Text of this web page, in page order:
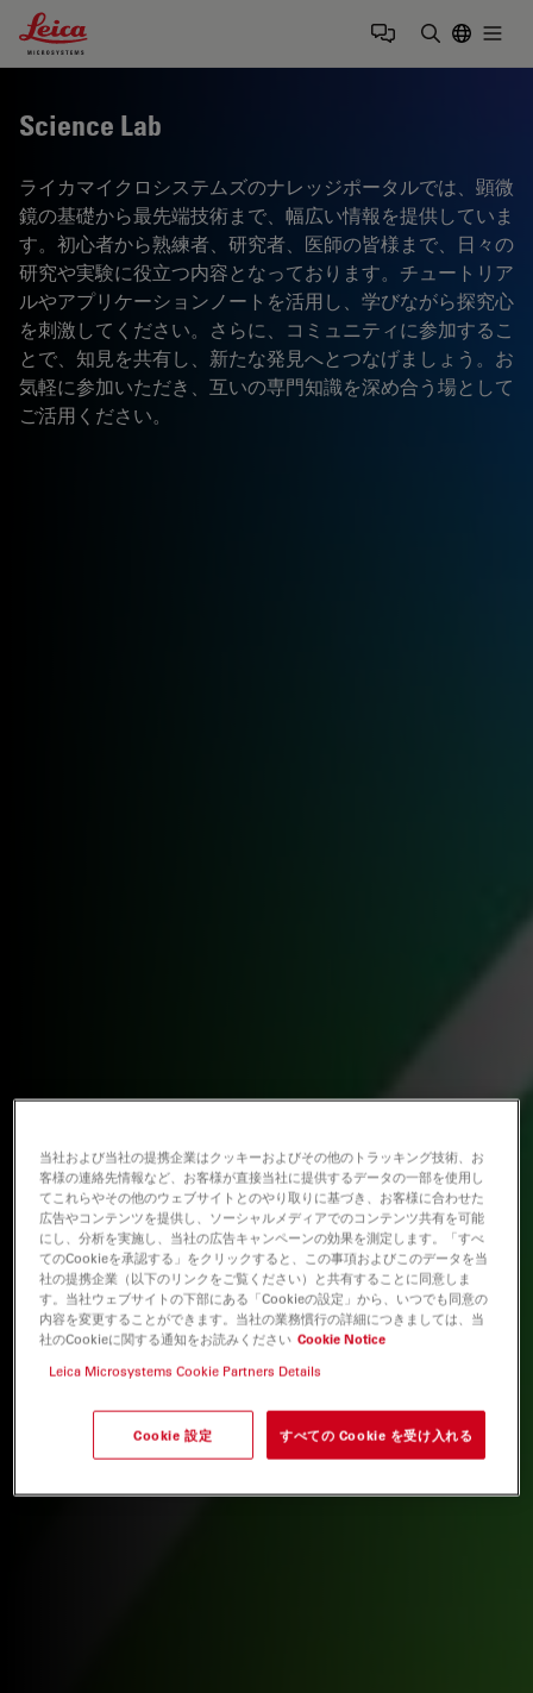
Leica Microsystems Logo
Science Lab
ライカマイクロシステムズのナレッジポータルでは、顕微
鏡の基礎から最先端技術まで、幅広い情報を提供していま
す。初心者から熟練者、研究者、医師の皆様まで、日々の
研究や実験に役立つ内容となっております。チュートリア
ルやアプリケーションノートを活用し、学びながら探究心
を刺激してください。さらに、コミュニティに参加するこ
とで、知見を共有し、新たな発見へとつなげましょう。お
気軽に参加いただき、互いの専門知識を深め合う場として
ご活用ください。
当社および当社の提携企業はクッキーおよびその他のトラッキング技術、お
客様の連絡先情報など、お客様が直接当社に提供するデータの一部を使用し
てこれらやその他のウェブサイトとのやり取りに基づき、お客様に合わせた
広告やコンテンツを提供し、ソーシャルメディアでのコンテンツ共有を可能
にし、分析を実施し、当社の広告キャンペーンの効果を測定します。「すべ
てのCookieを承認する」をクリックすると、この事項およびこのデータを当
社の提携企業（以下のリンクをご覧ください）と共有することに同意しま
す。当社ウェブサイトの下部にある「Cookieの設定」から、いつでも同意の
内容を変更することができます。当社の業務慣行の詳細につきましては、当
社のCookieに関する通知をお読みください Cookie Notice
Leica Microsystems Cookie Partners Details
Cookie 設定 すべての Cookie を受け入れる